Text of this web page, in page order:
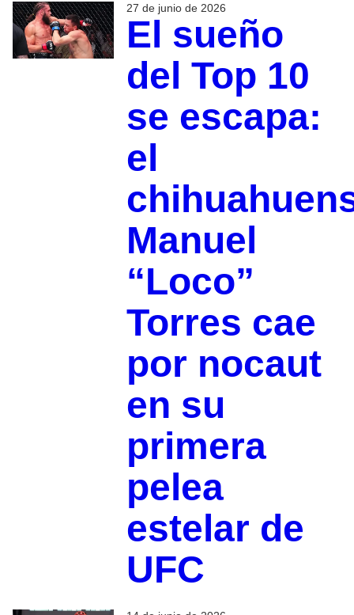
27 de junio de 2026
El sueño
del Top 10
se escapa:
el
Manuel
“Loco”
Torres cae
por nocaut
en su
primera
pelea
estelar de
UFC